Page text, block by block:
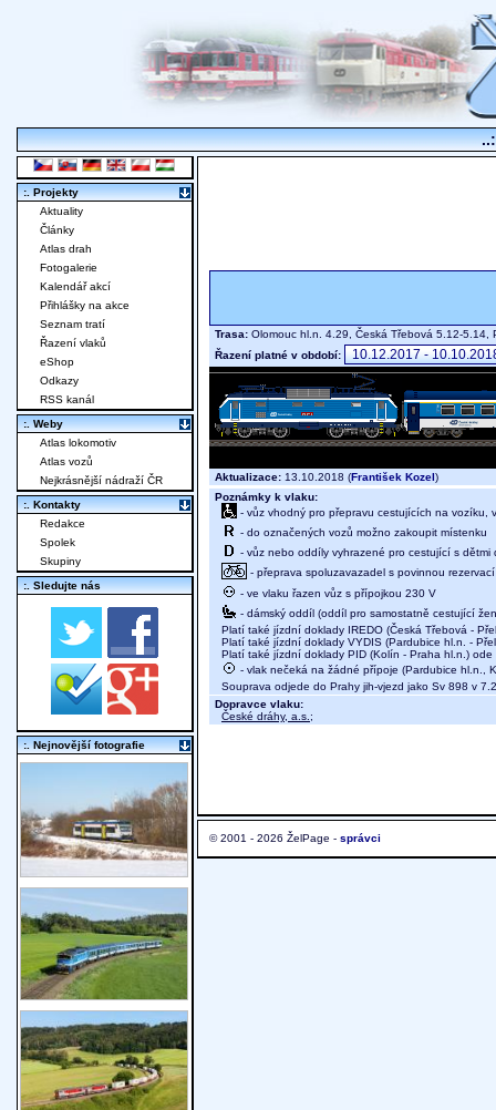
Trasa: Olomouc hl.n. 4.29, Česká Třebová 5.12-
Řazení platné v období:
Aktualizace: 13.10.2018 (František Kozel)
Poznámky k vlaku:
- vůz vhodný pro přepravu cestujících na vozíku,
- do označených vozů možno zakoupit místenku
- vůz nebo oddíly vyhrazené pro cestující s dětmi
- přeprava spoluzavazadel s povinnou
- ve vlaku řazen vůz s přípojkou 230 V
- dámský oddíl (oddíl pro samostatně cestující
Platí také jízdní doklady IREDO (Česká Třebová -
Platí také jízdní doklady VYDIS (Pardubice hl.n. -
Platí také jízdní doklady PID (Kolín - Praha hl.n.)
- vlak nečeká na žádné přípoje (Pardubice hl.n.,
Souprava odjede do Prahy jih-vjezd jako Sv 898 v
Dopravce vlaku:
České dráhy, a.s. ;
© 2001 - 2026 ŽelPage - správci
:. Projekty
Aktuality
Články
Atlas drah
Fotogalerie
Kalendář akcí
Přihlášky na akce
Seznam tratí
Řazení vlaků
eShop
Odkazy
RSS kanál
:. Weby
Atlas lokomotiv
Atlas vozů
Nejkrásnější nádraží ČR
:. Kontakty
Redakce
Spolek
Skupiny
:. Sledujte nás
:. Nejnovější fotografie